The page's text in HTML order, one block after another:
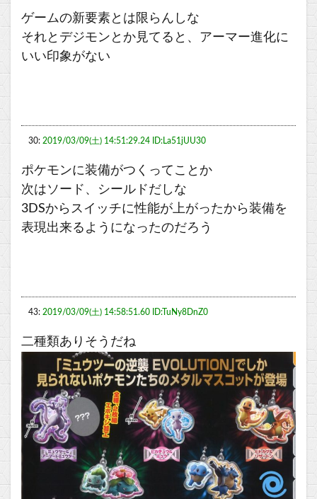
ゲームの新要素とは限らんしな
それとデジモンとか見てると、アーマー進化に
いい印象がない
30: 2019/03/09(土) 14:51:29.24 ID:La51jUU30
ポケモンに装備がつくってことか
次はソード、シールドだしな
3DSからスイッチに性能が上がったから装備を
表現出来るようになったのだろう
43: 2019/03/09(土) 14:58:51.60 ID:TuNy8DnZ0
二種類ありそうだね